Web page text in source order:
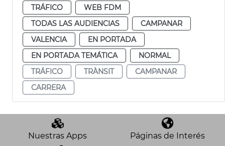
TRÁFICO
WEB FDM
TODAS LAS AUDIENCIAS
CAMPANAR
VALENCIA
EN PORTADA
EN PORTADA TEMÁTICA
NORMAL
TRÁFICO
TRÀNSIT
CAMPANAR
CARRERA
Nuestras Apps Páginas de Interés